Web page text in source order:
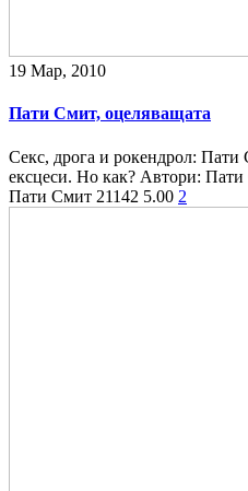
19 Мар, 2010
Пати Смит, оцеляващата
Секс, дрога и рокендрол:
ексцеси. Но как? Автори:
Пати Смит 21142 5.00 2